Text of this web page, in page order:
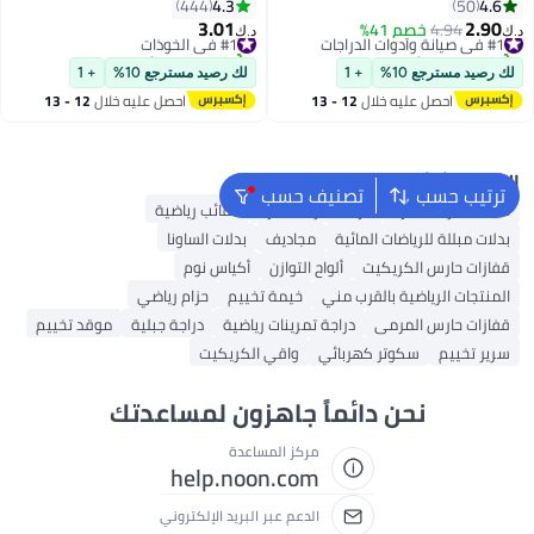
د.ك‏2.90
4.94خصم 41% #1 في صيانة وأدوات الدراجات
تم بيع +80 مؤخرًا
#1 في صيانة وأدوات الدراجات
لك رصيد مسترجع 10% + 1
احصل عليه خلال 12 - 13
د.ك‏3.01
#1 في الخوذات
تم بيع +70 مؤخرًا
#1 في الخوذات
لك رصيد مسترجع 10% + 1
احصل عليه خلال 12 - 13
ترتيب حسب تصنيف حسب البحث الشائع
شباك الكرة الطائرة كرات الكرة الطائرة
حقائب رياضية
بدلات مبللة للرياضات المائية
مجاديف
بدلات الساونا
قفازات حارس الكريكيت
ألواح التوازن
أكياس نوم
المنتجات الرياضية بالقرب مني
خيمة تخييم
حزام رياضي
قفازات حارس المرمى
دراجة تمرينات رياضية دراجة جبلية
موقد تخييم
سرير تخييم
سكوتر كهربائي واقي الكريكيت
نحن دائماً جاهزون لمساعدتك
مركز المساعدة
help.noon.com
الدعم عبر البريد الإلكتروني